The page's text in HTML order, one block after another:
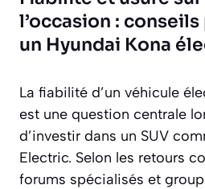
l’occasion :
un Hyundai Kona
La fiabilité d’un véhicule
est une question centrale
d’investir dans un SUV
Electric. Selon les retours
forums spécialisés et